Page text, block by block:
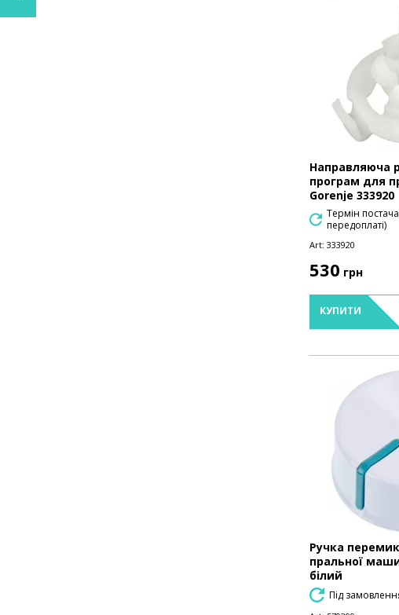
Направляюча
програм для
Gorenje 333920
Термін
передоплаті)
Art: 333920
530 грн
КУПИТИ
Ручка
пральної
білий
Під